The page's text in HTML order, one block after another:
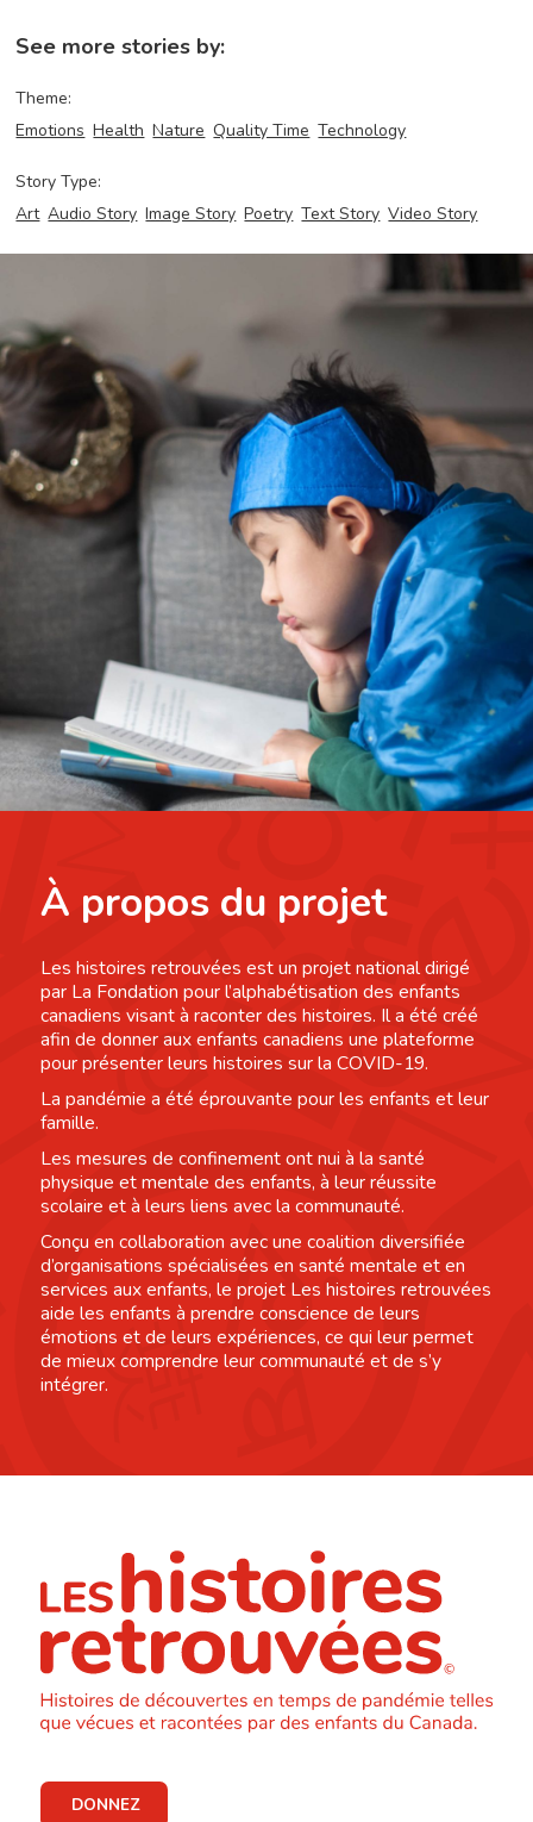
See more stories by:
Theme:
Emotions Health Nature Quality Time Technology
Story Type:
Art Audio Story Image Story Poetry Text Story Video Story
À propos du projet
Les histoires retrouvées est un projet national dirigé
par La Fondation pour l’alphabétisation des enfants
canadiens visant à raconter des histoires. Il a été créé
afin de donner aux enfants canadiens une plateforme
pour présenter leurs histoires sur la COVID-19.
La pandémie a été éprouvante pour les enfants et leur
famille.
Les mesures de confinement ont nui à la santé
physique et mentale des enfants, à leur réussite
scolaire et à leurs liens avec la communauté.
Conçu en collaboration avec une coalition diversifiée
d’organisations spécialisées en santé mentale et en
services aux enfants, le projet Les histoires retrouvées
aide les enfants à prendre conscience de leurs
émotions et de leurs expériences, ce qui leur permet
de mieux comprendre leur communauté et de s’y
intégrer.
DONNEZ